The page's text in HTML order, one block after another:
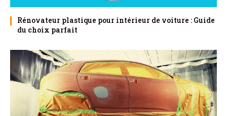
Rénovateur plastique pour intérieur de voiture : Guide
du choix parfait